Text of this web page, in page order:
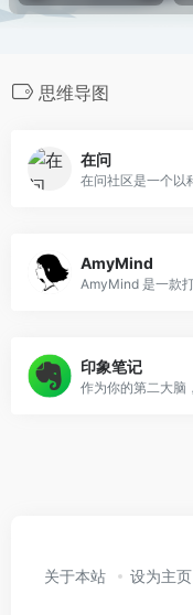
思维导图
在问
AmyMind
印象笔记
关于本站 设为主页